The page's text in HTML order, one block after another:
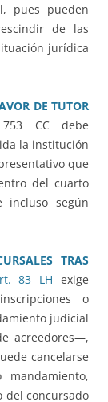
pues pueden
de las
jurídica
DE TUTOR
CC debe
la institución
que
del cuarto
incluso según
TRAS
83 LH exige
o
judicial
acreedores—,
cancelarse
del concursado